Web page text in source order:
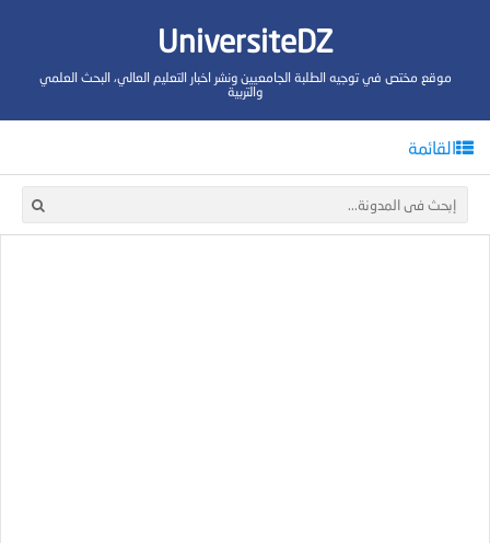
UniversiteDZ
موقع مختص في توجيه الطلبة الجامعيين ونشر اخبار التعليم العالي، البحث العلمي
والتربية
القائمة